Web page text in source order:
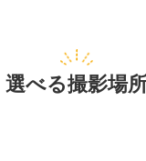
選べる撮影場